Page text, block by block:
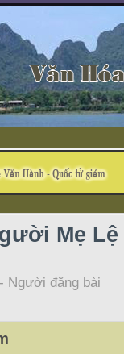
Mẹ Lệ
Người đăng bài